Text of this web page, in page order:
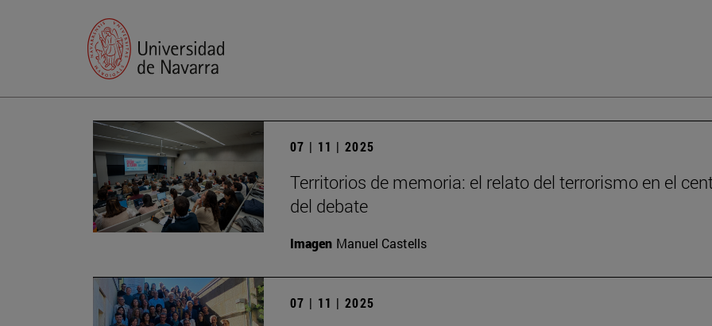
07 | 11 | 2025
Territorios de memoria: el relato del terrorismo en el
del debate
Imagen Manuel Castells
07 | 11 | 2025